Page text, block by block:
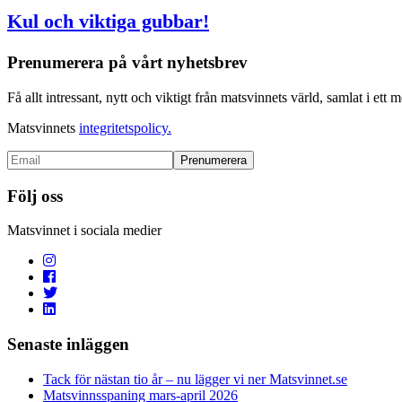
Kul och viktiga gubbar!
Prenumerera på vårt nyhetsbrev
Få allt intressant, nytt och viktigt från matsvinnets värld, samlat i ett
Matsvinnets integritetspolicy.
Följ oss
Matsvinnet i sociala medier
Senaste inläggen
Tack för nästan tio år – nu lägger vi ner Matsvinnet.se
Matsvinnsspaning mars-april 2026